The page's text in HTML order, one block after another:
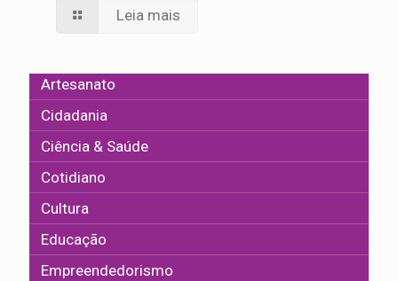
Leia mais
Artesanato
Cidadania
Ciência & Saúde
Cotidiano
Cultura
Educação
Empreendedorismo